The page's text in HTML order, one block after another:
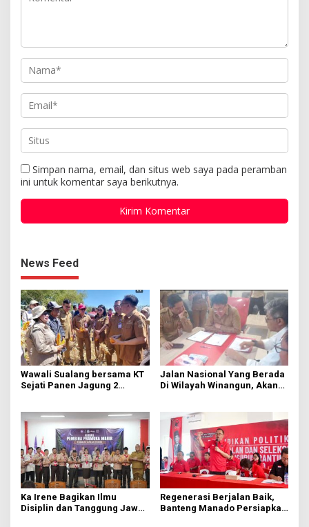
Simpan nama, email, dan situs web saya pada peramban
ini untuk komentar saya berikutnya.
News Feed
Wawali Sualang bersama KT
Sejati Panen Jagung 2
Jalan Nasional Yang Berada
Di Wilayah Winangun, Akan
Ka Irene Bagikan Ilmu
Disiplin dan Tanggung Jawab
Regenerasi Berjalan Baik,
Banteng Manado Persiapkan